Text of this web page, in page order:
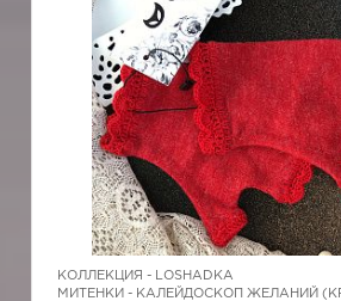
КОЛЛЕКЦИЯ - LOSHADKA
МИТЕНКИ - КАЛЕЙДОСКОП ЖЕЛАНИЙ